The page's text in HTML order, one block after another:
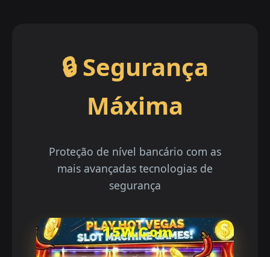
🔒 Segurança
Máxima
Proteção de nível bancário com as
mais avançadas tecnologias de
segurança